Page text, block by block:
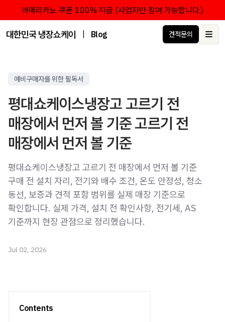
아메리카노 쿠폰 100% 지급 (사업자만 참여 가능합니다.)
대한민국 냉장쇼케이스 점유율 1위 브랜드 한성쇼케이스
Blog 견적문의
예비구매자를 위한 필독서
평대쇼케이스냉장고 고르기 전
매장에서 먼저 볼 기준 고르기 전
매장에서 먼저 볼 기준
평대쇼케이스냉장고 고르기 전 매장에서 먼저 볼 기준
구매 전 설치 자리, 전기와 배수 조건, 온도 안정성, 청소
동선, 보증과 견적 포함 범위를 실제 매장 기준으로
확인합니다. 실제 가격, 설치 전 확인사항, 전기세, AS
기준까지 현장 관점으로 정리했습니다.
Jul 02, 2026
Contents